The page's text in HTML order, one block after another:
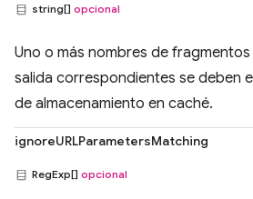
string[] opcional
Uno o más nombres de
salida correspondientes se deben
de almacenamiento en caché.
ignoreURLParametersMatching
RegExp[] opcional